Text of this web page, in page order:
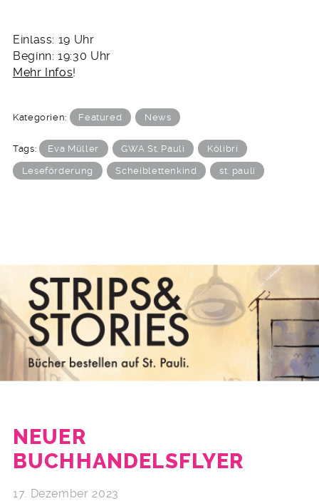
Einlass: 19 Uhr
Beginn: 19:30 Uhr
Mehr Infos!
Kategorien: Featured News
Tags: Eva Müller GWA St. Pauli Kölibri
Leseförderung Scheiblettenkind st. pauli
NEUER
BUCHHANDELSFLYER
17. Dezember 2023